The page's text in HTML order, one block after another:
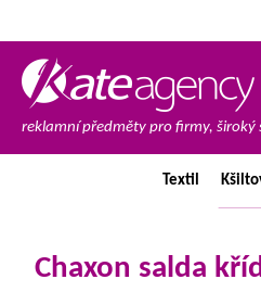
reklamní předměty pro firmy, široký
Textil
Chaxon salda